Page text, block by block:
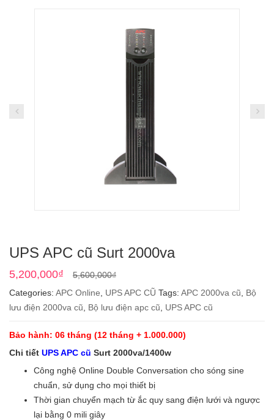
UPS APC cũ Surt 2000va
5,600,000₫Original
price
was:
5,200,000₫
Current
price
is:
Categories: APC Online UPS APC CŨ Tags: APC 2000va cũ
Bộ
lưu điện 2000va cũ
Bộ lưu điện apc cũ UPS APC cũ
Bảo hành: 06 tháng (12 tháng + 1.000.000)
Chi tiết UPS APC cũ Surt 2000va/1400w
Công nghệ Online Double Conversation cho sóng sine
chuẩn, sử dụng cho mọi thiết bị
Thời gian chuyển mạch từ ắc quy sang điện lưới và ngược
lại bằng 0 mili giây